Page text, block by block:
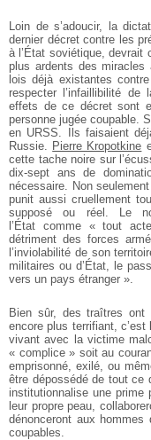
Loin de s’adoucir, la
dernier décret contre les
à l’État soviétique, devrait
plus ardents des
lois déjà existantes
respecter l’infaillibilité de
effets de ce décret sont
personne jugée coupable.
en URSS. Ils faisaient
Russie.
Pierre Kropotkine
cette tache noire sur
dix-sept ans de
nécessaire. Non
punit aussi cruellement
supposé ou réel. Le
l’État comme « tout
détriment des forces
l’inviolabilité de son
militaires ou d’État, le
vers un pays étranger ».
Bien sûr, des traîtres
encore plus terrifiant,
vivant avec la victime
« complice » soit au
emprisonné, exilé, ou
être dépossédé de tout ce
institutionnalise une
leur propre peau,
dénonceront aux hommes
coupables.